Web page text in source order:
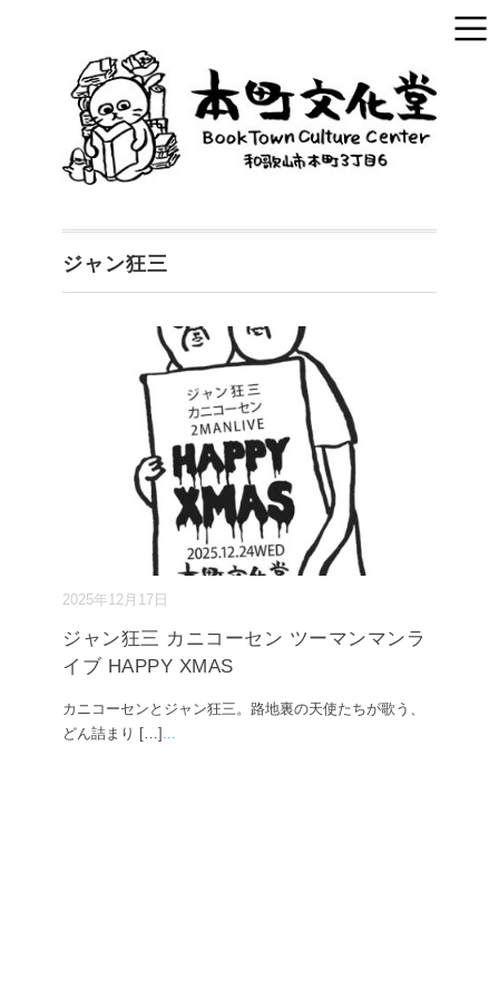
ジャン狂三
2025年12月17日
ジャン狂三 カニコーセン ツーマンマンラ
イブ HAPPY XMAS
カニコーセンとジャン狂三。路地裏の天使たちが歌う、
どん詰まり […] ...